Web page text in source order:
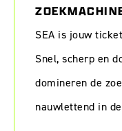
SEA is jouw
Snel, scherp en
domineren de
nauwlettend in